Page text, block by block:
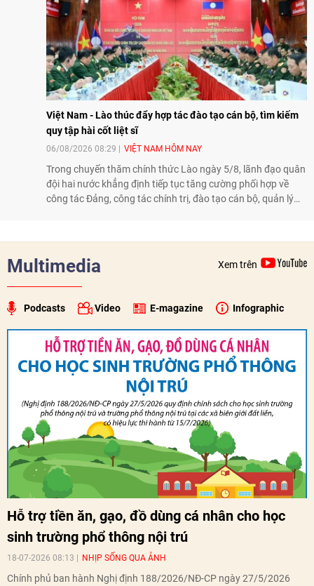
Việt Nam - Lào thúc đẩy hợp tác đào tạo cán bộ, tìm kiếm
quy tập hài cốt liệt sĩ
06/08/2026 08:29 VIỆT NAM HÔM NAY
Trong chuyến thăm chính thức Lào ngày 5/8, lãnh đạo quân
đội hai nước khẳng định tiếp tục tăng cường phối hợp về
công tác Đảng, công tác chính trị, đào tạo cán bộ, quản lý
Multimedia Xem trên
Podcasts Video E-magazine Infographic
Hỗ trợ tiền ăn, gạo, đồ dùng cá nhân cho học
sinh trường phổ thông nội trú
18-07-2026 08:13 NHỊP SỐNG QUA ẢNH
Chính phủ ban hành Nghị định 188/2026/NĐ-CP ngày 27/5/2026